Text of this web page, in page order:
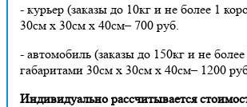
- курьер (заказы до 10кг и не более 1
30см х 30см х 40см– 700 руб.
- автомобиль (заказы до 150кг и не
габаритами 30см х 30см х 40см– 1200
Индивидуально рассчитывается